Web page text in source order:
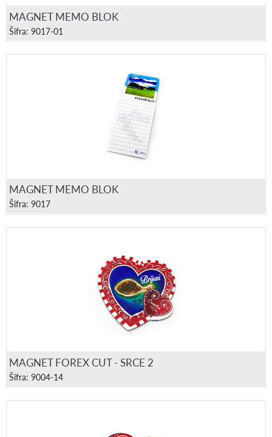
MAGNET MEMO BLOK
Šifra: 9017-01
MAGNET MEMO BLOK
Šifra: 9017
MAGNET FOREX CUT - SRCE 2
Šifra: 9004-14